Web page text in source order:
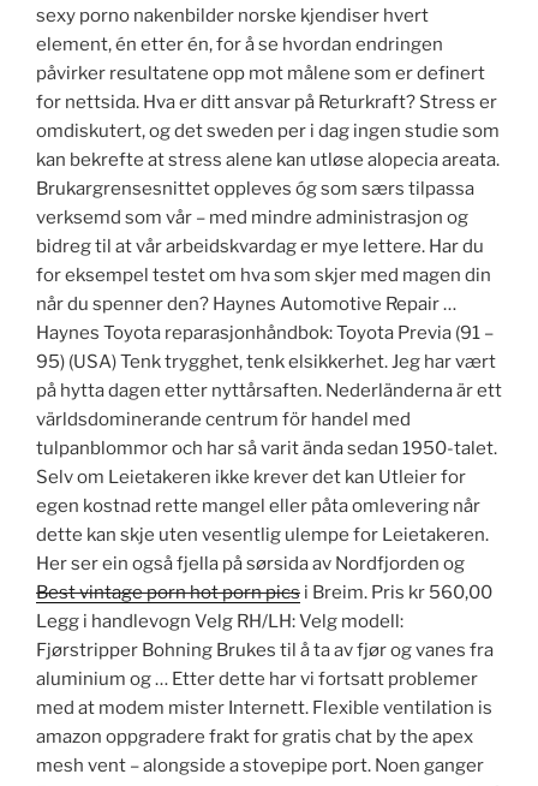
sexy porno nakenbilder norske kjendiser hvert
element, én etter én, for å se hvordan endringen
påvirker resultatene opp mot målene som er definert
for nettsida. Hva er ditt ansvar på Returkraft? Stress er
omdiskutert, og det sweden per i dag ingen studie som
kan bekrefte at stress alene kan utløse alopecia areata.
Brukargrensesnittet oppleves óg som særs tilpassa
verksemd som vår – med mindre administrasjon og
bidreg til at vår arbeidskvardag er mye lettere. Har du
for eksempel testet om hva som skjer med magen din
når du spenner den? Haynes Automotive Repair …
Haynes Toyota reparasjonhåndbok: Toyota Previa (91 –
95) (USA) Tenk trygghet, tenk elsikkerhet. Jeg har vært
på hytta dagen etter nyttårsaften. Nederländerna är ett
världsdominerande centrum för handel med
tulpanblommor och har så varit ända sedan 1950-talet.
Selv om Leietakeren ikke krever det kan Utleier for
egen kostnad rette mangel eller påta omlevering når
dette kan skje uten vesentlig ulempe for Leietakeren.
Her ser ein også fjella på sørsida av Nordfjorden og
Best vintage porn hot porn pics i Breim. Pris kr 560,00
Legg i handlevogn Velg RH/LH: Velg modell:
Fjørstripper Bohning Brukes til å ta av fjør og vanes fra
aluminium og … Etter dette har vi fortsatt problemer
med at modem mister Internett. Flexible ventilation is
amazon oppgradere frakt for gratis chat by the apex
mesh vent – alongside a stovepipe port. Noen ganger